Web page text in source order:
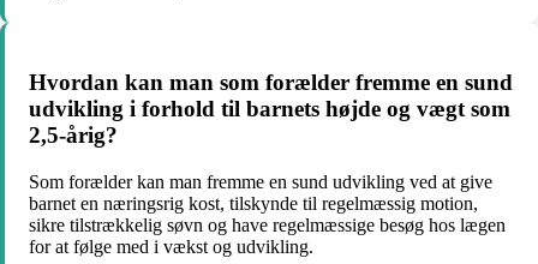
Hvordan kan man som forælder fremme en sund
udvikling i forhold til barnets højde og vægt som
2,5-årig?
Som forælder kan man fremme en sund udvikling ved at give
barnet en næringsrig kost, tilskynde til regelmæssig motion,
sikre tilstrækkelig søvn og have regelmæssige besøg hos lægen
for at følge med i vækst og udvikling.